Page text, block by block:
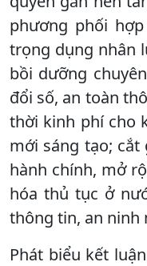
phương phối
trọng dụng nhân
bồi dưỡng
đổi số, an toàn
thời kinh phí cho
mới sáng tạo;
hành chính, mở
hóa thủ tục ở
thông tin, an ninh
Phát biểu kết